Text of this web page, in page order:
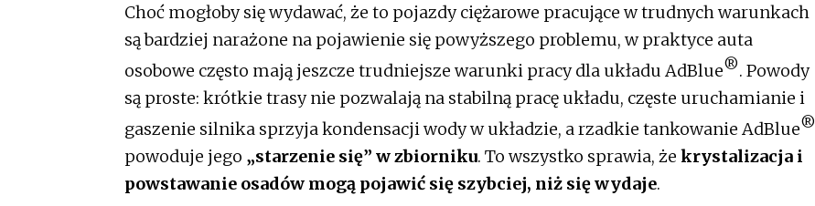
Choć mogłoby się wydawać, że to pojazdy ciężarowe pracujące w trudnych warunkach
są bardziej narażone na pojawienie się powyższego problemu, w praktyce auta
osobowe często mają jeszcze trudniejsze warunki pracy dla układu AdBlue®. Powody
są proste: krótkie trasy nie pozwalają na stabilną pracę układu, częste uruchamianie i
gaszenie silnika sprzyja kondensacji wody w układzie, a rzadkie tankowanie AdBlue®
powoduje jego „starzenie się” w zbiorniku. To wszystko sprawia, że krystalizacja i
powstawanie osadów mogą pojawić się szybciej, niż się wydaje.